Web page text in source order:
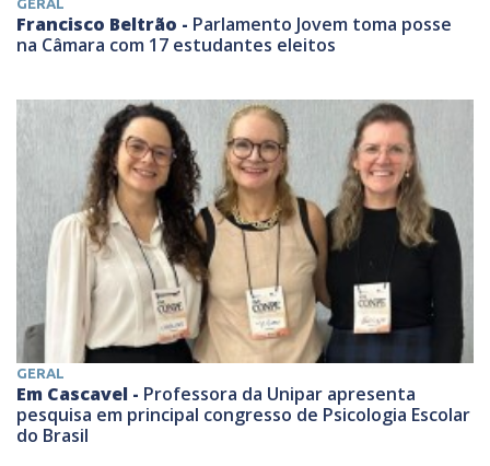
GERAL
Francisco Beltrão - Parlamento Jovem toma posse
na Câmara com 17 estudantes eleitos
GERAL
Em Cascavel - Professora da Unipar apresenta
pesquisa em principal congresso de Psicologia Escolar
do Brasil